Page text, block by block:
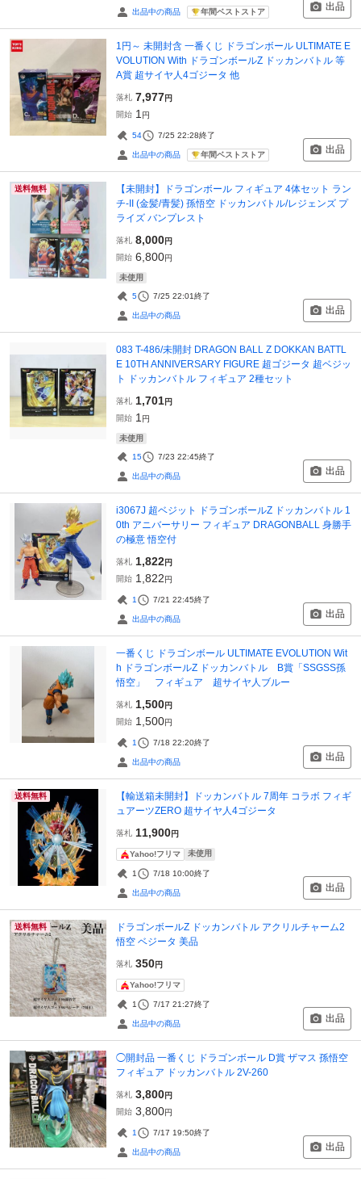
出品中の商品 年間ベストストア 出品
1円～ 未開封含 一番くじ ドラゴンボール ULTIMATE E
VOLUTION With ドラゴンボールZ ドッカンバトル 等
A賞 超サイヤ人4ゴジータ 他
落札 7,977円
開始 1 円
54 7/25 22:28終了
出品中の商品 年間ベストストア 出品
送料無料
【未開封】ドラゴンボール フィギュア 4体セット ラン
チ-II (金髪/青髪) 孫悟空 ドッカンバトル/レジェンズ プ
ライズ バンプレスト
落札 8,000円
開始 6,800円
未使用
5 7/25 22:01終了
出品中の商品 出品
083 T-486/未開封 DRAGON BALL Z DOKKAN BATTL
E 10TH ANNIVERSARY FIGURE 超ゴジータ 超ベジッ
ト ドッカンバトル フィギュア 2種セット
落札 1,701円
開始 1 円
未使用
15 7/23 22:45終了
出品中の商品 出品
i3067J 超ベジット ドラゴンボールZ ドッカンバトル 1
0th アニバーサリー フィギュア DRAGONBALL 身勝手
の極意 悟空付
落札 1,822円
開始 1,822円
1 7/21 22:45終了
出品中の商品 出品
一番くじ ドラゴンボール ULTIMATE EVOLUTION Wit
h ドラゴンボールZ ドッカンバトル B賞「SSGSS孫
悟空」 フィギュア 超サイヤ人ブルー
落札 1,500円
開始 1,500円
1 7/18 22:20終了
出品中の商品 出品
送料無料
【輸送箱未開封】ドッカンバトル 7周年 コラボ フィギ
ュアーツZERO 超サイヤ人4ゴジータ
落札 11,900円
Yahoo!フリマ 未使用
1 7/18 10:00終了
出品中の商品 出品
送料無料
ドラゴンボールZ ドッカンバトル アクリルチャーム2
悟空 ベジータ 美品
落札 350円
Yahoo!フリマ
1 7/17 21:27終了
出品中の商品 出品
◯開封品 一番くじ ドラゴンボール D賞 ザマス 孫悟空
フィギュア ドッカンバトル 2V-260
落札 3,800円
開始 3,800円
1 7/17 19:50終了
出品中の商品 出品